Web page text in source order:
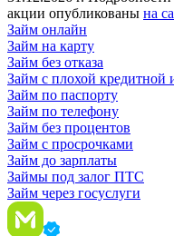
акции опубликованы на
Займ онлайн
Займ на карту
Займ без отказа
Займ с плохой кредитной
Займ по паспорту
Займ по телефону
Займ без процентов
Займ с просрочками
Займ до зарплаты
Займы под залог ПТС
Займ через госуслуги